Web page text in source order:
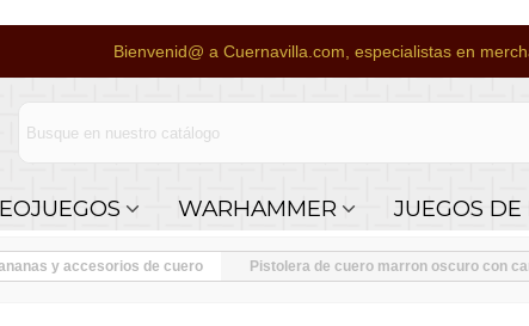
Bienvenid@ a Cuernavilla.com, especialistas en
WARHAMMER JUEGOS DE
y accesorios de cuero Pistolera de cuero marron oscuro con